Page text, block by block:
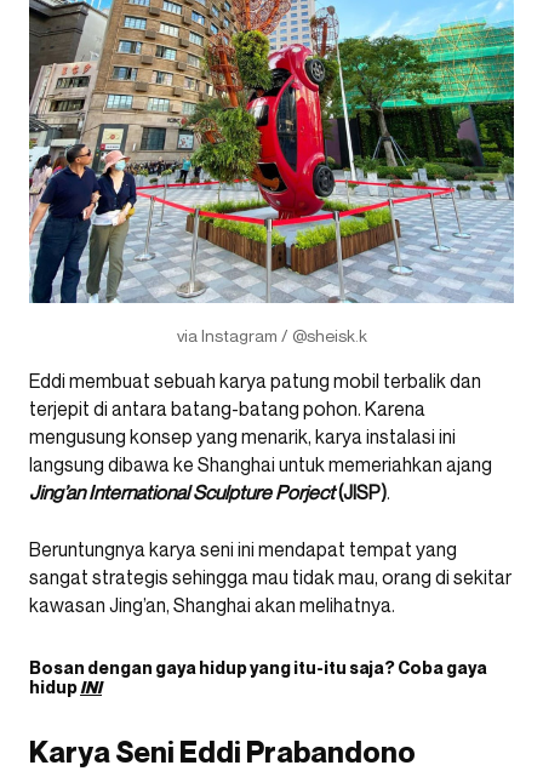
via Instagram / @sheisk.k
Eddi membuat sebuah karya patung mobil terbalik dan
terjepit di antara batang-batang pohon. Karena
mengusung konsep yang menarik, karya instalasi ini
langsung dibawa ke Shanghai untuk memeriahkan ajang
Jing’an International Sculpture Porject(JISP).
Beruntungnya karya seni ini mendapat tempat yang
sangat strategis sehingga mau tidak mau, orang di sekitar
kawasan Jing’an, Shanghai akan melihatnya.
Bosan dengan gaya hidup yang itu-itu saja? Coba gaya
hidupINI
Karya Seni Eddi Prabandono